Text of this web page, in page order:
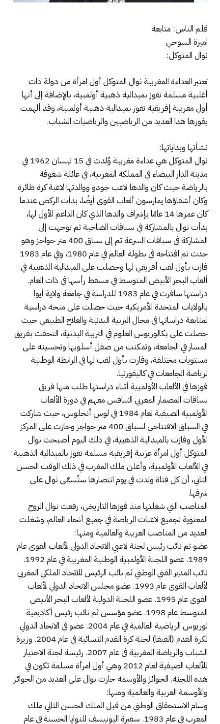
قلم الناس: متابعة
اميرة السوحي
نوال المتوكل:
تعتبر العداءة المغربية نوال المتوكل أول امرأة من دولة ذات
أغلبية مسلمة تفوز بميدالية ذهبية أولمبية، بالإضافة إلى أنها
أول مغربية إفريقية تفوز بميدالية ذهبية أولمبية، وقد ألهمت
بفوزها هذا العديد من الرياضيين والرياضيات الشباب.
نشأتها وبداياتها:
نوال المتوكل هي عداءة مغربية وُلدت في 15 نيسان 1962 في
مدينة الدار البيضاء في المملكة المغربية، في عائلة شغوفة
بالرياضة حيث كان والدها لاعب جودو ووالدتها لاعبة كرة طائرة
وكان أشقاؤها يمارسون ألعاب القوى أيضًا، بدأت الركض عندما
كان عمرها 14 عامًا بإشراف والدها الذي كان الداعم الأول لها،
بدأت نوال بالمشاركة في سباقات الضاحية ثم توجهت إلى
المشاركة في سباقات السرعة ثم إلى سباق 400 متر حواجز وهو
حدث تم افتتاحه في بطولة العالم في عام 1980، وفي عام 1983
فازت بأول لقب أفريقي لها وحصلت على الميدالية الذهبية في
ألعاب البحر الأبيض المتوسط ​​في مسقط رأسها في ذات العام.
دراستها سافرت في عام 1983 للدراسة في جامعة ولاية أيوا
بالولايات المتحدة الأمريكية حيث حصلت على منحة دراسية
لمتابعة دراساتها في مجال التربية البدنية والعلاج الطبيعي حيث
حصلت على بكالوريوس العلوم في التربية البدنية، التحقت بفريق
المسار في الجامعة، وتمكنت من صقل أسلوبها وتحسينه على
مستويات مختلفة، وفازت بأول لقب لها في الرابطة الوطنية
لرياضة الجامعات في كاليفورنيا.
فوزها في الألعاب الأولمبية أثناء دراستها طلب منها فريق
سباقات المضمار المغربي التنافس معهم في دورة الألعاب
الأولمبية الصيفية لعام 1984 في لوس أنجلوس، حيث شاركت
في السباق الافتتاحي لسباق 400 متر حواجز وحازت على المركز
الأول وفازت بالميدالية الذهبية، في ذلك اليوم أصبحت نوال
المتوكل أول امرأة عربية إفريقية مسلمة تفوز بالميدالية الذهبية
في الألعاب الأولمبية، وأعلن ملك المغرب في ذلك الوقت الحسن
الثاني، أن كل فتاة ولدت في يوم انتصارها ستُسمّى نوال على
شرفها.
المناصب التي شغلتها منذ فوزها التاريخي، رفعت نوال الروح
المعنوية لجميع لاعبات الرياضة في جميع أنحاء العالم، وشغلت
العديد من المناصب العربية والعالمية ومنها:
عضو ثم نائب رئيس لجنة لاعبي الاتحاد الدولي لألعاب القوى عام
1989. عضو اللجنة الأولمبية الوطنية المغربية في عام 1992.
نائب المدير الفني الوطني ثم نائب الرئيس للاتحاد الملكي المغربي
لألعاب القوى عام 1993. عضو مجلس الاتحاد الدولي لألعاب
القوى عام 1995. عضو اللجنة الدولية لألعاب البحر الأبيض
المتوسط عام 1998. عضو مؤسس ثم نائب رئيس أكاديمية
لوريوس الرياضية العالمية في عام 2004. عضو في الاتحاد الدولي
لكرة القدم (الفيفا) لجنة كرة القدم النسائية في عام 2004. وزيرة
الشباب والرياضة المغربية في عام 2007. رئيسة لجنة الاختيار
للألعاب الصيفية لعام 2012 وهي أول امرأة مسلمة تكون في
هذه اللجنة. الجوائز والأوسمة حازت نوال على العديد من الجوائز
والأوسمة العربية والعالمية ومنها:
وسام الاستحقاق الوطني من قبل الملك الحسن الثاني ملك
المغرب في عام 1983. سفيرة اليونيسف للنوايا الحسنة في عام